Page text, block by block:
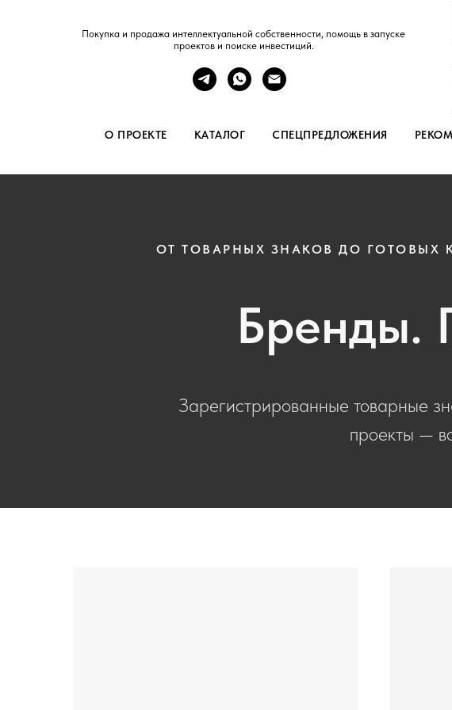
Покупка и продажа интеллектуальной собственности, помощь в запуске
проектов и поиске инвестиций.
О ПРОЕКТЕ КАТАЛОГ СПЕЦПРЕДЛОЖЕНИЯ
ОТ ТОВАРНЫХ ЗНАКОВ ДО ГОТОВЫХ
Бренды.
Зарегистрированные товарные
проекты —